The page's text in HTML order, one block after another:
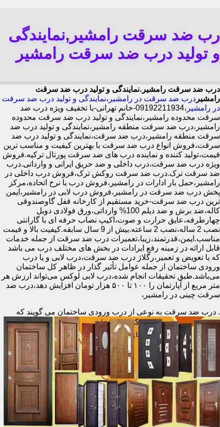
ضد سرقت رامشیر,نمایندگی
و تولید درب ضد سرقت رامشیر
درب ضد سرقت رامشیر ،نمایندگی و تولید درب ضد سرقت
رامشیر درب ضد سرقت در رامشیر ،نمایندگی و تولید درب ضد سرقت
در رامشیر
،09192211934-خانم تهرانی-با تخفیف ویژه درب ضد
سرقت محدوده رامشیر،نمایندگی و تولید درب ضد سرقت محدوده
رامشیر،درب ضد سرقت منطقه رامشیر،نمایندگی و تولید درب ضد
سرقت منطقه رامشیر،درب ضد سرقت،نمایندگی و تولید درب ضد
سرقت،فروش انواع درب ضد سرقت با بهترین کیفیت و مناسب ترین
قیمت،تولید کننده و نماینده درب های ضد سرقت پورتال ترکیه.فروش
ویژه درب ضد سرقت،درب داخلی و ضد حریق ایرانی و وارداتی.درب
ضد سرقت ترک.درب ضد سرقت روکش ترک،فروش درب داخلی در
رامشیر،حمل بار ادارات در رامشیر،فروش درب با نرخ اتحاده،مرکز
پخش درب ضد سرقت در رامشیر،فروش درب لابی در رامشیر،ایمن
ترین درب ضد سرقت-خرید مستقیم از کارخانه قفل گاوصندوقی
کاله،ضد برش و ضد دیلم 100% وارداتی،ورق فولادی دوبل
چهارطرفه،عایق حرارت و صوت،اکیپ نصاب حرفه ای با گارانتی
نصب 2 ساله،نصب 2 ساعته.بیش از 9 سال سابقه.کیفیت بالا و قیمت
مناسب.ایمن،قدرتمند،زیبا،تعمیرات درب ضد سرقت از جمله خدمات
قابل ارائه در زمینه رفع ایرادات در بخش های مختلف درب می باشد
که با تعویض و تعمیر،رگلاژ درب ضد سرقت،درب لابی و یا درب
ورودی ساختمان از جمله عوامل تأثیر گذار در ظاهر کل ساختمان
می‌باشد.طبق تحقیقات انجام شده،درب لابی لوکس می‌تواند ارزش هر
متر مربع از آپارتمان را ۱۰۰ تا ۵۰۰ هزار تومان افزایش دهد،درب ضد
سرقت چینی در رامشیر،
. درب ضد سرقت به نوعی از درب ورودی ساختمان می گویند که